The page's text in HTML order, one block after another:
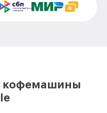
от 3000₽
Miele
кофемашины